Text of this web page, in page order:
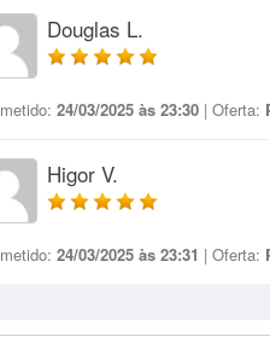
Douglas L.
24/03/2025 às 23:30 | Oferta:
Higor V.
24/03/2025 às 23:31 | Oferta: